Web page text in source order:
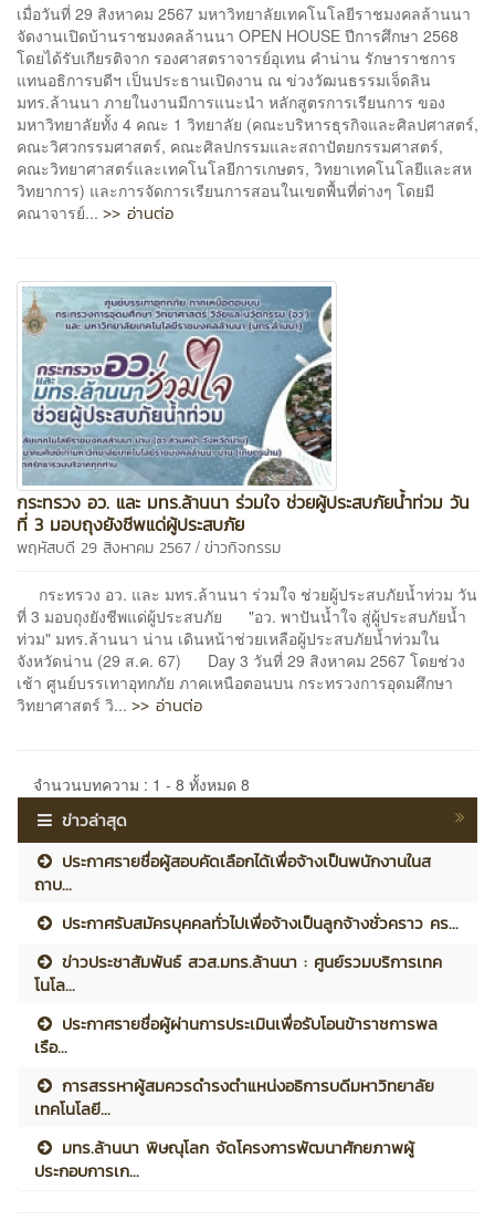
เมื่อวันที่ 29 สิงหาคม 2567 มหาวิทยาลัยเทคโนโลยีราชมงคลล้านนา
จัดงานเปิดบ้านราชมงคลล้านนา OPEN HOUSE ปีการศึกษา 2568
โดยได้รับเกียรติจาก รองศาสตราจารย์อุเทน คำน่าน รักษาราชการ
แทนอธิการบดีฯ เป็นประธานเปิดงาน ณ ข่วงวัฒนธรรมเจ็ดลิน
มทร.ล้านนา ภายในงานมีการแนะนำ หลักสูตรการเรียนการ ของ
มหาวิทยาลัยทั้ง 4 คณะ 1 วิทยาลัย (คณะบริหารธุรกิจและศิลปศาสตร์,
คณะวิศวกรรมศาสตร์, คณะศิลปกรรมและสถาปัตยกรรมศาสตร์,
คณะวิทยาศาสตร์และเทคโนโลยีการเกษตร, วิทยาเทคโนโลยีและสห
วิทยาการ) และการจัดการเรียนการสอนในเขตพื้นที่ต่างๆ โดยมี
คณาจารย์... >> อ่านต่อ
กระทรวง อว. และ มทร.ล้านนา ร่วมใจ ช่วยผู้ประสบภัยน้ำท่วม วัน
ที่ 3 มอบถุงยังชีพแด่ผู้ประสบภัย
พฤหัสบดี 29 สิงหาคม 2567 / ข่าวกิจกรรม
กระทรวง อว. และ มทร.ล้านนา ร่วมใจ ช่วยผู้ประสบภัยน้ำท่วม วัน
ที่ 3 มอบถุงยังชีพแด่ผู้ประสบภัย "อว. พาปันน้ำใจ สู่ผู้ประสบภัยน้ำ
ท่วม" มทร.ล้านนา น่าน เดินหน้าช่วยเหลือผู้ประสบภัยน้ำท่วมใน
จังหวัดน่าน (29 ส.ค. 67) Day 3 วันที่ 29 สิงหาคม 2567 โดยช่วง
เช้า ศูนย์บรรเทาอุทกภัย ภาคเหนือตอนบน กระทรวงการอุดมศึกษา
วิทยาศาสตร์ วิ... >> อ่านต่อ
จำนวนบทความ : 1 - 8 ทั้งหมด 8
ข่าวล่าสุด
ประกาศรายชื่อผู้สอบคัดเลือกได้เพื่อจ้างเป็นพนักงานในส
ถาบ...
ประกาศรับสมัครบุคคลทั่วไปเพื่อจ้างเป็นลูกจ้างชั่วคราว คร...
ข่าวประชาสัมพันธ์ สวส.มทร.ล้านนา : ศูนย์รวมบริการเทค
โนโล...
ประกาศรายชื่อผู้ผ่านการประเมินเพื่อรับโอนข้าราชการพล
เรือ...
การสรรหาผู้สมควรดำรงตำแหน่งอธิการบดีมหาวิทยาลัย
เทคโนโลยี...
มทร.ล้านนา พิษณุโลก จัดโครงการพัฒนาศักยภาพผู้
ประกอบการเก...